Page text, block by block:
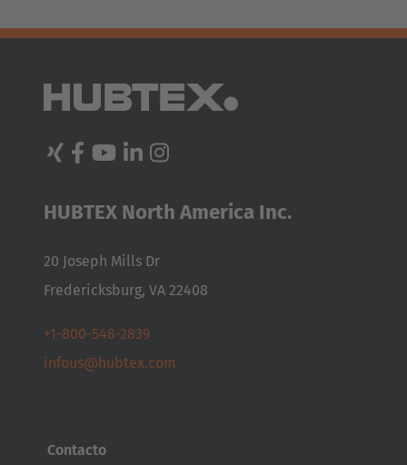
EUROPE
Belgium
Nederlands Français Deutsch
Česká republika
Cesko
HUBTEX North America Inc.
20 Joseph Mills Dr
Fredericksburg, VA 22408
+1-800-548-2839
infous@hubtex.com
Contacto